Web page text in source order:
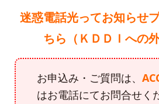
迷惑電話光ってお知らせ
ちら（ＫＤＤＩへの
お申込み・ご質問は、
はお電話にてお問合せく